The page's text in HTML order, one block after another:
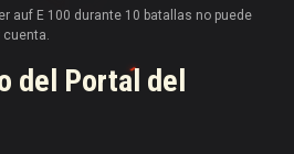
auf E 100 durante 10 batallas no puede
cuenta.
del Portal del